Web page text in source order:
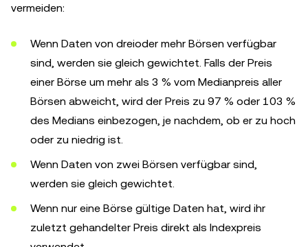
vermeiden:
Wenn Daten von dreioder mehr Börsen verfügbar
sind, werden sie gleich gewichtet. Falls der Preis
einer Börse um mehr als 3 % vom Medianpreis aller
Börsen abweicht, wird der Preis zu 97 % oder 103 %
des Medians einbezogen, je nachdem, ob er zu hoch
oder zu niedrig ist.
Wenn Daten von zwei Börsen verfügbar sind,
werden sie gleich gewichtet.
Wenn nur eine Börse gültige Daten hat, wird ihr
zuletzt gehandelter Preis direkt als Indexpreis